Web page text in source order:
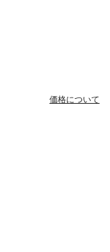
価格について